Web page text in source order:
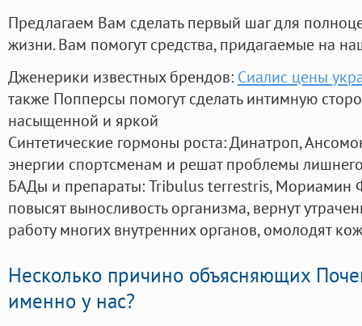
Предлагаем Вам сделать первый шаг для
жизни. Вам помогут средства, придагаемые на
Дженерики известных брендов: Сиалис цены
также Попперсы помогут сделать интимную
насыщенной и яркой
Синтетические гормоны роста: Динатроп,
энергии спортсменам и решат проблемы
БАДы и препараты:Tribulus terrestris, Мориамин
повысят выносливость организма, вернут
работу многих внутренних органов, омолодят
Несколько причино объясняющих
именно у нас?